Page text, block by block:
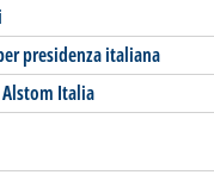
presidenza italiana
Italia